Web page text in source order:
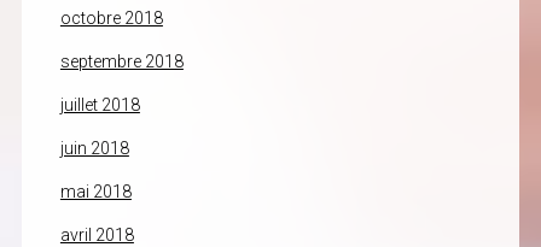
octobre 2018
septembre 2018
juillet 2018
juin 2018
mai 2018
avril 2018